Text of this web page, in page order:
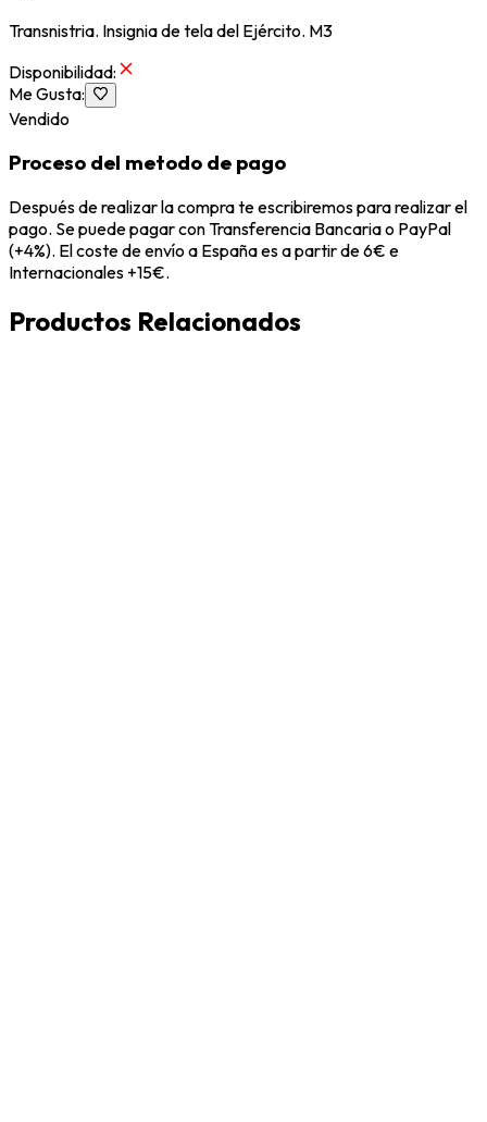
Transnistria. Insignia de tela del Ejército. M3
Disponibilidad:
Me Gusta:
Vendido
Proceso del metodo de pago
Después de realizar la compra te escribiremos para realizar el
pago. Se puede pagar con Transferencia Bancaria o PayPal
(+4%). El coste de envío a España es a partir de 6€ e
Internacionales +15€.
Productos Relacionados